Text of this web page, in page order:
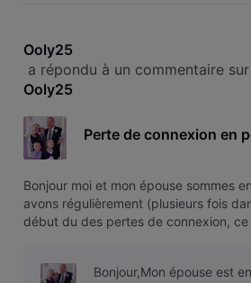
Ooly25
a répondu à un commentaire
Ooly25
Perte de connexion en
Bonjour moi et mon épouse sommes
avons régulièrement (plusieurs fois
début du des pertes de connexion,
Bonjour,Mon épouse est